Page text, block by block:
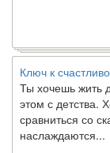
Ты хочешь жить
этом с детства.
сравниться со
наслаждаются...